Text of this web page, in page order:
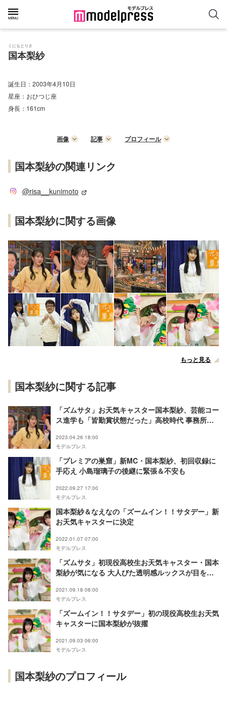
くにもとりさ
国本梨紗
誕生日： 2003年4月10日
星座： おひつじ座
身長： 161cm
画像 記事 プロフィール
国本梨紗の関連リンク
@risa__kunimoto
国本梨紗に関する画像
もっと見る
国本梨紗に関する記事
「ズムサタ」お天気キャスター国本梨紗、芸能コー
ス進学も「皆勤賞状態だった」高校時代 事務所に
2023.04.26 18:00
モデルプレス
「プレミアの巣窟」新MC・国本梨紗、初回収録に
手応え 小島瑠璃子の後継に緊張＆不安も
2022.09.27 17:00
モデルプレス
国本梨紗＆なえなの「ズームイン！！サタデー」新
お天気キャスターに決定
2022.01.07 07:00
モデルプレス
「ズムサタ」初現役高校生お天気キャスター・国本
梨紗が気になる 大人びた透明感ルックスが目を引
2021.09.18 08:00
モデルプレス
「ズームイン！！サタデー」初の現役高校生お天気
キャスターに国本梨紗が抜擢
2021.09.03 06:00
モデルプレス
国本梨紗のプロフィール